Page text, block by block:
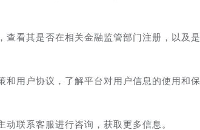
查看其是否在相关金融监管部门注册，以及是
和用户协议，了解平台对用户信息的使用和保
联系客服进行咨询，获取更多信息。